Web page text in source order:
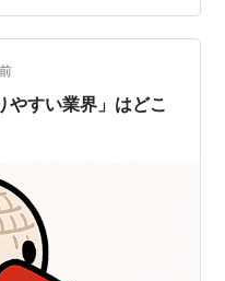
抜く武器を作るのはも
…
やすい業界」はどこ